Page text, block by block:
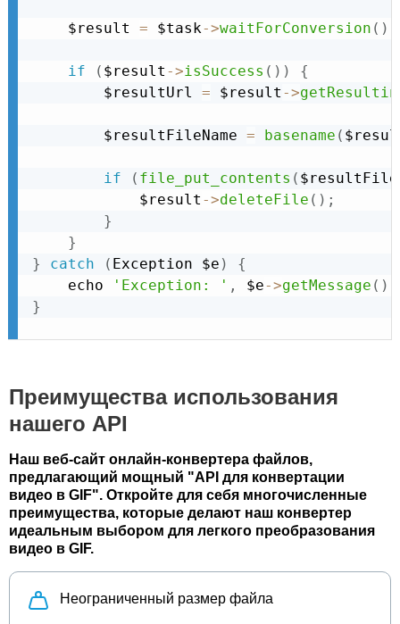
    $result
= $task->waitForConversion ( )
if ( $result ->isSuccess ( ) )
{
        $resultUrl
= $result ->
        $resultFileName
= basename (
if ( file_put_contents (
            $result
->deleteFile ( ) ;
}
}
}
catch ( Exception $e )
{
    echo
'Exception: ' , $e->getMessage ( )
}
Преимущества использования
нашего API
Наш веб-сайт онлайн-конвертера файлов,
предлагающий мощный "API для конвертации
видео в GIF". Откройте для себя многочисленные
преимущества, которые делают наш конвертер
идеальным выбором для легкого преобразования
видео в GIF.
Неограниченный размер файла